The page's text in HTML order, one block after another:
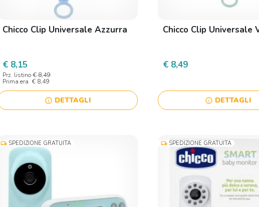
Chicco Clip Universale Azzurra
€ 8,15
Prz. listino € 8,49
Prima era € 8,49
info DETTAGLI
Chicco Clip Universale
€ 8,49
info DETTAGLI
local_shipping SPEDIZIONE GRATUITA local_shipping SPEDIZIONE GRATUITA